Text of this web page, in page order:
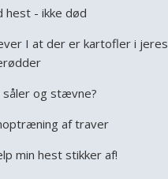
hest - ikke død
I at der er kartofler i jeres
såler og stævne?
af traver
min hest stikker af!